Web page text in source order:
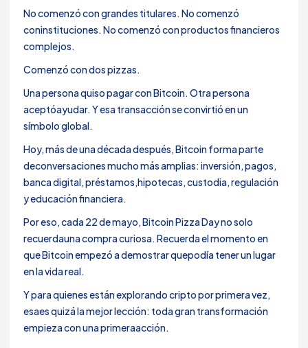
No comenzó con grandes titulares. No comenzó
coninstituciones. No comenzó con productos financieros
complejos.
Comenzó con dos pizzas.
Una persona quiso pagar con Bitcoin. Otra persona
aceptóayudar. Y esa transacción se convirtió en un
símbolo global.
Hoy, más de una década después, Bitcoin forma parte
deconversaciones mucho más amplias: inversión, pagos,
banca digital, préstamos,hipotecas, custodia, regulación
y educación financiera.
Por eso, cada 22 de mayo, Bitcoin Pizza Day no solo
recuerdauna compra curiosa. Recuerda el momento en
que Bitcoin empezó a demostrar quepodía tener un lugar
en la vida real.
Y para quienes están explorando cripto por primera vez,
esaes quizá la mejor lección: toda gran transformación
empieza con una primeraacción.